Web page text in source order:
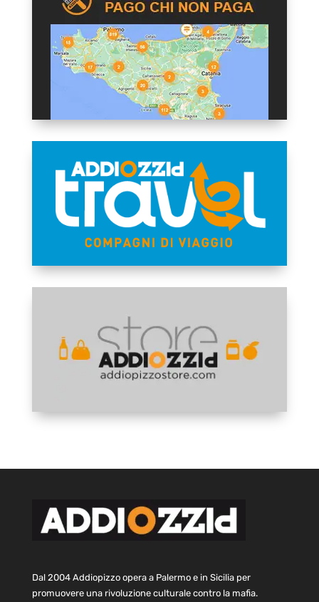
Dal 2004 Addiopizzo opera a Palermo e in Sicilia per
promuovere una rivoluzione culturale contro la mafia.